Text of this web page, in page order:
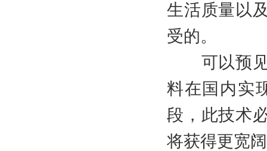
生活质量以
受的。
可以预见
料在国内实
段，此技术
将获得更宽